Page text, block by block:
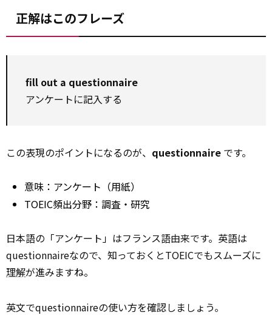
正解はこのフレーズ
fill out a questionnaire
アンケートに記入する
この表現のポイントになるのが、 questionnaire です。
意味：アンケート（用紙）
TOEIC頻出分野：調査・研究
日本語の「アンケート」はフランス語由来です。英語は
questionnaireなので、知っておくとTOEICでもスムーズに
理解が進みますね。
英文でquestionnaireの使い方を確認しましょう。